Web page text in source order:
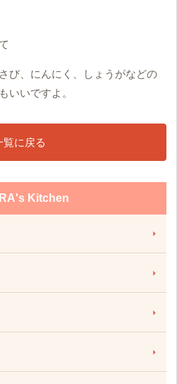
び、にんにく、しょうがなどの
いいですよ。
覧に戻る
Kitchen